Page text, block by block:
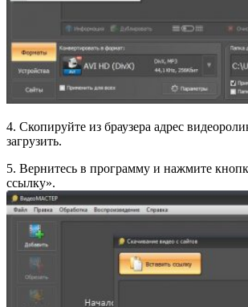
4. Скопируйте из браузера адрес
загрузить.
5. Вернитесь в программу и нажмите
ссылку».